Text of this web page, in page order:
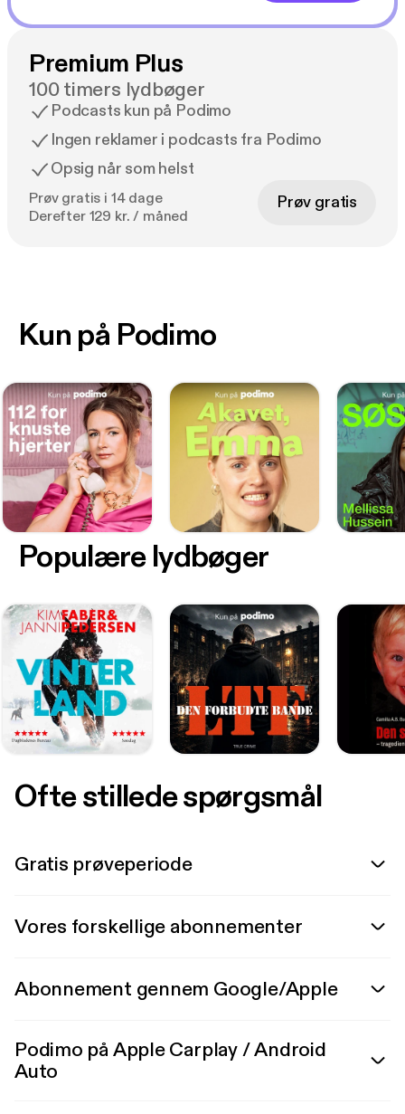
Premium Plus
100 timers lydbøger
Podcasts kun på Podimo
Ingen reklamer i podcasts fra Podimo
Opsig når som helst
Prøv gratis i 14 dage
Derefter 129 kr. / måned
Prøv gratis
Kun på Podimo
Populære lydbøger
Ofte stillede spørgsmål
Gratis prøveperiode
Vores forskellige abonnementer
Abonnement gennem Google/Apple
Podimo på Apple Carplay / Android
Auto